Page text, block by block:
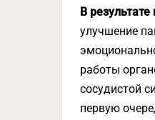
В
улучшение
работы
сосудистой
первую